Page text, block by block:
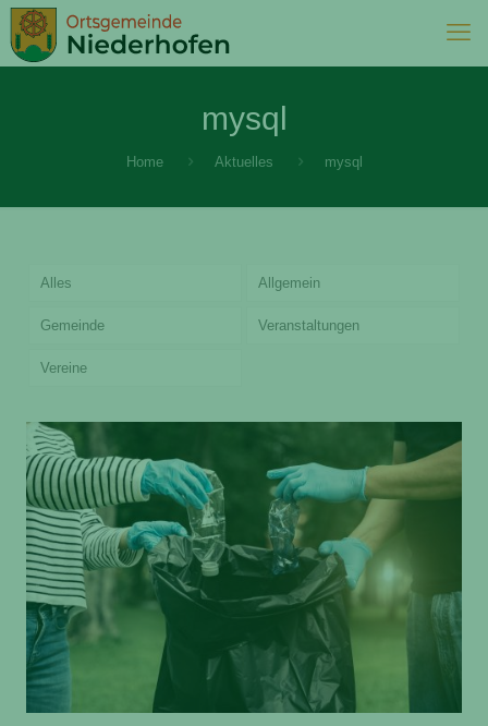
mysql
Home Aktuelles mysql
Alles Allgemein
Gemeinde Veranstaltungen
Vereine